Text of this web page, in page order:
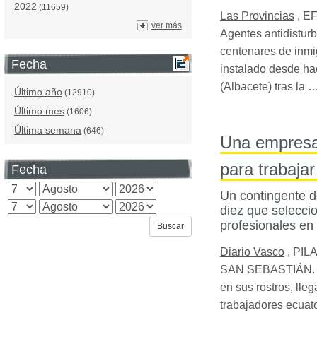
2022 (11659)
ver más
Fecha
Último año (12910)
Último mes (1606)
Última semana (646)
Fecha
Las Provincias ,
Agentes
centenares de
instalado desde
(Albacete) tras la
Una
para
Un contingente
diez que
profesionales
Diario Vasco ,
SAN
en sus rostros,
trabajadores